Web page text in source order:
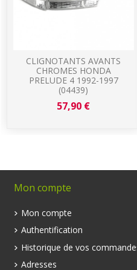
CLIGNOTANTS AVANTS
CHROMES HONDA
PRELUDE 4 1992-1997
(04439)
57,90 €
Mon compte
Mon compte
Authentification
Historique de vos
Adresses